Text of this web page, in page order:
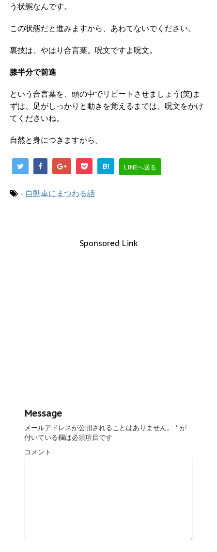
う状態なんです。
この状態だと進みますから、あわてないでください。
裏技は、やはり合言葉。呪文ですよ呪文。
膝半分で前進
という合言葉を、頭の中でリピートさせましょう(笑)ま
ずは、足がしっかりと動きを覚えるまでは、呪文をかけ
てくださいね。
自然と身につきますから。
B! LINEへ送る
- 自動車にまつわる話
Sponsored Link
Message
メールアドレスが公開されることはありません。 * が
付いている欄は必須項目です
コメント